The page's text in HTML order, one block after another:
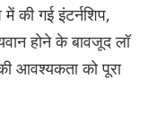
गई इंटर्नशिप,
होने के बावजूद लॉ
आवश्यकता को पूरा